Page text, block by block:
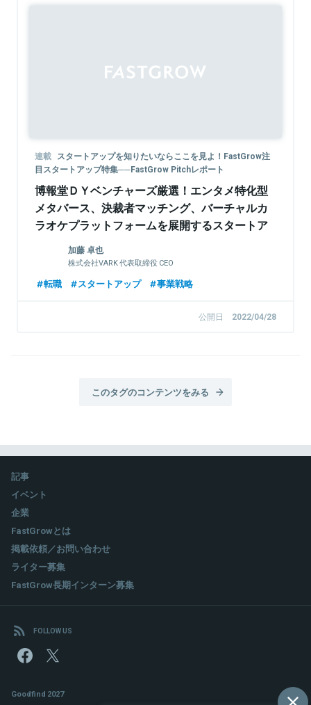
連載 スタートアップを知りたいならここを見よ！FastGrow注
目スタートアップ特集──FastGrow Pitchレポート
博報堂ＤＹベンチャーズ厳選！エンタメ特化型
メタバース、決裁者マッチング、バーチャルカ
ラオケプラットフォームを展開するスタートア
ップが登場──FastGrow Pitchレポート
加藤 卓也
株式会社VARK 代表取締役 CEO
転職 スタートアップ 事業戦略
公開日 2022/04/28
このタグのコンテンツをみる
記事
イベント
企業
FastGrowとは
掲載依頼／お問い合わせ
ライター募集
FastGrow長期インターン募集
FOLLOW US
Goodfind 2027